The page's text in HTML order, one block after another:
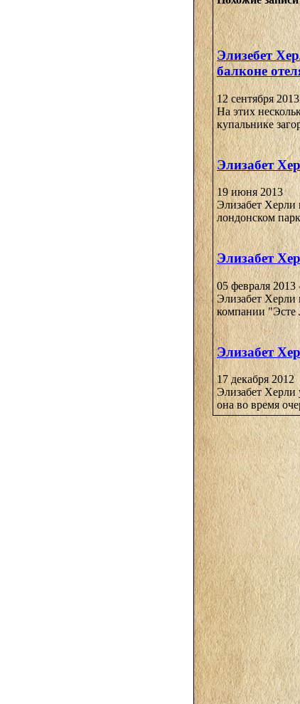
Элизебет
балконе
12 сентября 2013
На этих
купальнике
Элизабет
19 июня 2013
Элизабет Херли
лондонском
Элизабет
05 февраля 2013
Элизабет Херли
компании "Эсте
Элизабет
17 декабря 2012
Элизабет Херли
она во время